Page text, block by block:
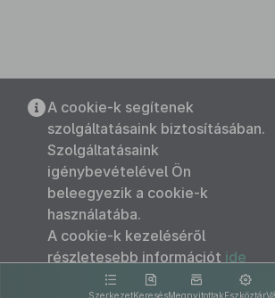
SzerkezetKeresésMegnyitottakEszköztár
A cookie-k segítenek
szolgáltatásaink biztosításában.
Szolgáltatásaink
igénybevételével Ön
beleegyezik a cookie-k
használatába.
A cookie-k kezeléséről
részletesebb információt ide
kattintva olvashat.